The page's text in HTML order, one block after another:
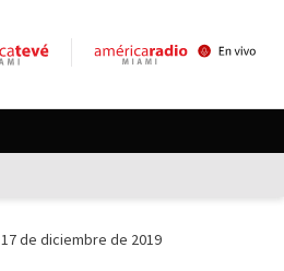
17 de diciembre de 2019